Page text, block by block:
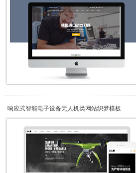
响应式智能电子设备无人机类网站织梦模板